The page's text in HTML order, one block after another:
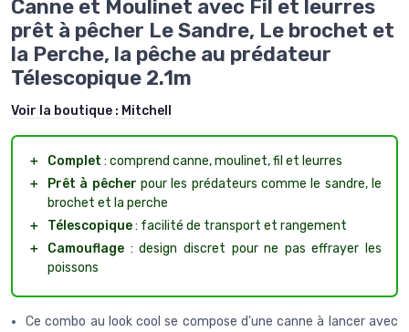
Canne et Moulinet avec Fil et leurres
prêt à pêcher Le Sandre, Le brochet et
la Perche, la pêche au prédateur
Télescopique 2.1m
Voir la boutique : Mitchell
＋ Complet : comprend canne, moulinet, fil et leurres
＋
Prêt à pêcher pour les prédateurs comme le sandre, le
brochet et la perche
＋
Télescopique: facilité de transport et rangement
＋
Camouflage : design discret pour ne pas effrayer les
poissons
Ce combo au look cool se compose d'une canne à lancer avec